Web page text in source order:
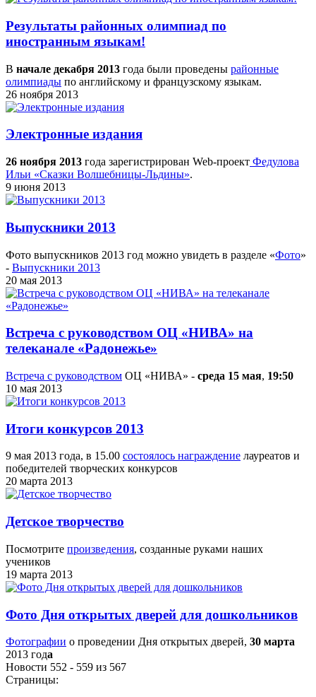
Результаты районных олимпиад по
иностранным языкам!
В начале декабря 2013 года были проведены районные
олимпиады по английскому и французскому языкам.
26 ноября 2013
Электронные издания
26 ноября 2013 года зарегистрирован Web-проект Федулова
Ильи «Сказки Волшебницы-Льдины».
9 июня 2013
Выпускники 2013
Фото выпускников 2013 год можно увидеть в разделе «Фото»
- Выпускники 2013
20 мая 2013
Встреча с руководством ОЦ «НИВА» на
телеканале «Радонежье»
Встреча с руководством ОЦ «НИВА» - среда 15 мая, 19:50
10 мая 2013
Итоги конкурсов 2013
9 мая 2013 года, в 15.00 состоялось награждение лауреатов и
победителей творческих конкурсов
20 марта 2013
Детское творчество
Посмотрите произведения, созданные руками наших
учеников
19 марта 2013
Фото Дня открытых дверей для дошкольников
Фотографии о проведении Дня открытых дверей, 30 марта
2013 года
Новости 552 - 559 из 567
Страницы: